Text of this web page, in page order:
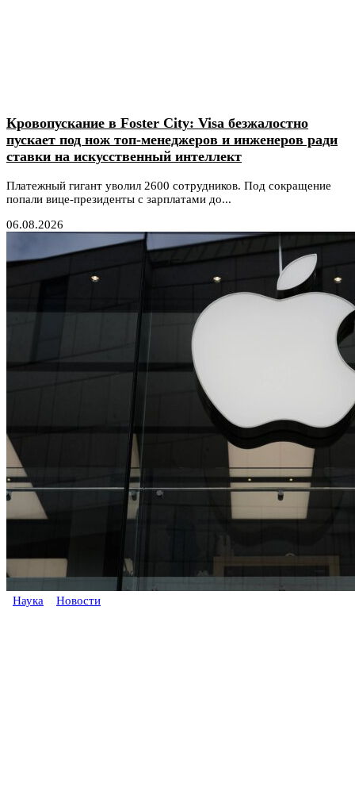
Кровопускание в Foster City: Visa безжалостно
пускает под нож топ-менеджеров и инженеров ради
ставки на искусственный интеллект
Платежный гигант уволил 2600 сотрудников. Под сокращение
попали вице-президенты с зарплатами до...
06.08.2026
Наука Новости